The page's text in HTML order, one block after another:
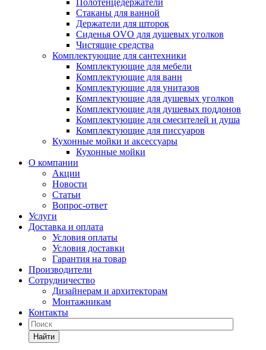
Полотенцедержатели
Стаканы для ванной
Держатели для шторок
Сиденья OVO для душевых уголков
Чистящие средства
Комплектующие для сантехники
Комплектующие для мебели
Комплектующие для ванн
Комплектующие для унитазов
Комплектующие для душевых уголков
Комплектующие для душевых поддонов
Комплектующие для смесителей и душа
Комплектующие для писсуаров
Кухонные мойки и аксессуары
Кухонные мойки
О компании
Акции
Новости
Статьи
Вопрос-ответ
Услуги
Доставка и оплата
Условия оплаты
Условия доставки
Гарантия на товар
Производители
Сотрудничество
Дизайнерам и архитекторам
Монтажникам
Контакты
Найти